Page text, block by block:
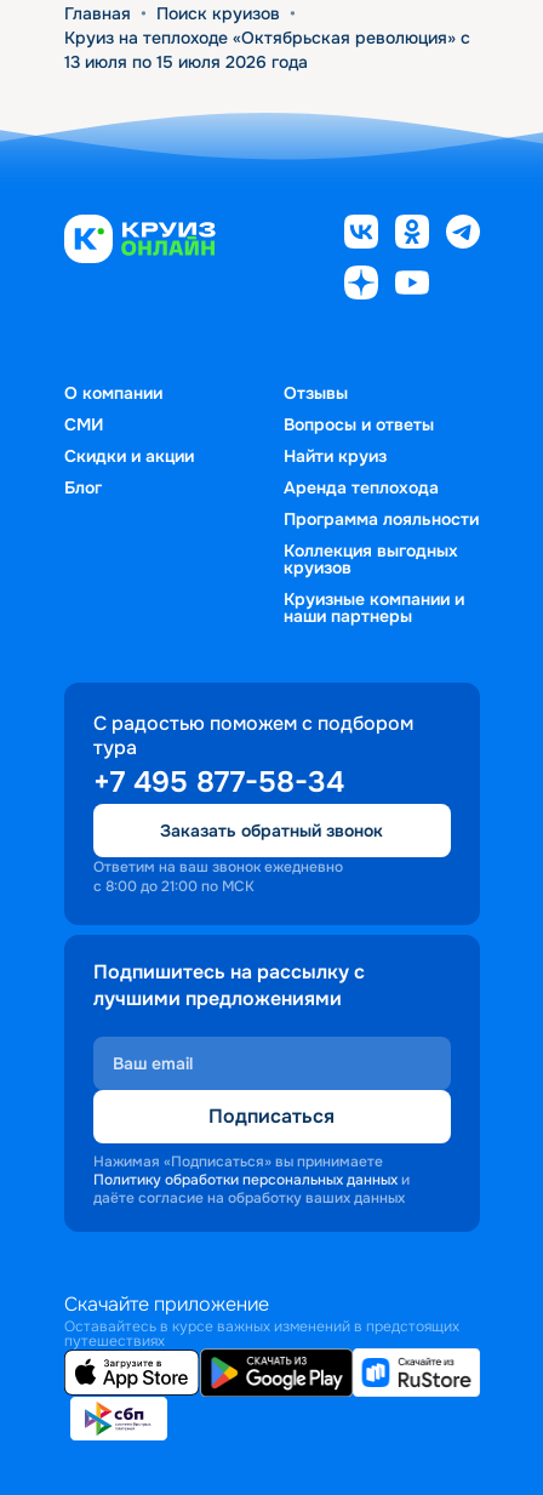
Главная • Поиск круизов •
Круиз на теплоходе «Октябрьская революция» с
13 июля по 15 июля 2026 года
О компании
СМИ
Скидки и акции
Блог
Отзывы
Вопросы и ответы
Найти круиз
Аренда теплохода
Программа лояльности
Коллекция выгодных
круизов
Круизные компании и
наши партнеры
С радостью поможем с подбором
тура
+7 495 877-58-34
Заказать обратный звонок
Ответим на ваш звонок ежедневно
с 8:00 до 21:00 по МСК
Подпишитесь на рассылку с
лучшими предложениями
Подписаться
Нажимая «Подписаться» вы принимаете
Политику обработки персональных данных и
даёте согласие на обработку ваших данных
Скачайте приложение
Оставайтесь в курсе важных изменений в предстоящих
путешествиях